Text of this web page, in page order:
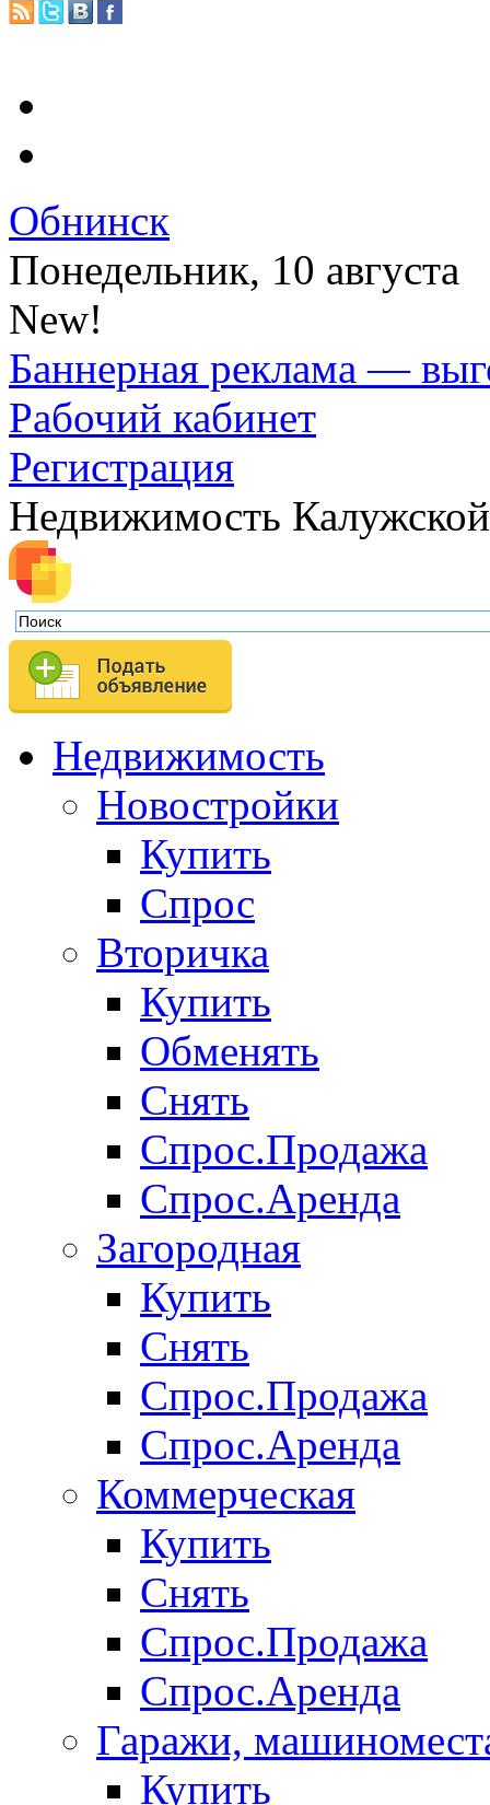
Обнинск
Понедельник, 10 августа
New!
Баннерная реклама —
Рабочий кабинет
Регистрация
Недвижимость
Недвижимость
Новостройки
Купить
Спрос
Вторичка
Купить
Обменять
Снять
Спрос.Продажа
Спрос.Аренда
Загородная
Купить
Снять
Спрос.Продажа
Спрос.Аренда
Коммерческая
Купить
Снять
Спрос.Продажа
Спрос.Аренда
Гаражи,
Купить